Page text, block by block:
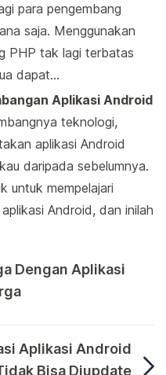
para pengembang
saja. Menggunakan
PHP tak lagi terbatas
dapat…
Aplikasi Android
teknologi,
aplikasi Android
daripada sebelumnya.
untuk mempelajari
Android, dan inilah
Dengan Aplikasi
untuk
Aplikasi Android
Bisa Diupdate